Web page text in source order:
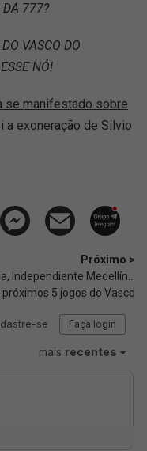
DA 777?
VASCO DO
NÓ!
se manifestado sobre
a exoneração de Silvio
Próximo >
Independiente Medellín...
próximos 5 jogos do Vasco